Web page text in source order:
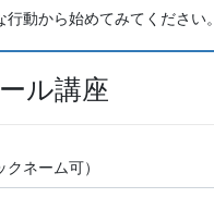
行動から始めてみてください。
ル講座
ネーム可）